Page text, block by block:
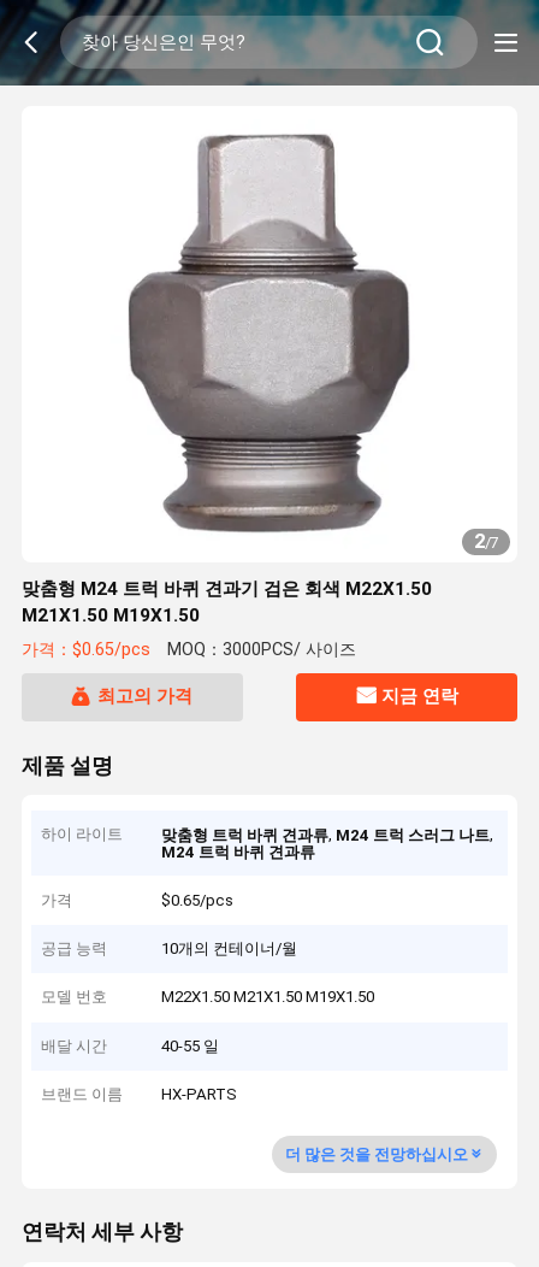
2/7
맞춤형 M24 트럭 바퀴 견과기 검은 회색 M22X1.50
M21X1.50 M19X1.50
가격：$0.65/pcs MOQ：3000PCS/ 사이즈
최고의 가격 지금 연락
제품 설명
하이 라이트 맞춤형 트럭 바퀴 견과류, M24 트럭 스러그 나트,
M24 트럭 바퀴 견과류
가격 $0.65/pcs
공급 능력 10개의 컨테이너/월
모델 번호 M22X1.50 M21X1.50 M19X1.50
배달 시간 40-55 일
브랜드 이름 HX-PARTS
더 많은 것을 전망하십시오
연락처 세부 사항